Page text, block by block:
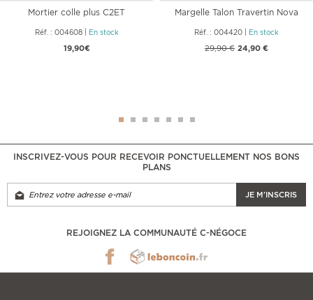
Mortier colle plus C2ET
Réf. : 004608| En stock
19,90€
Margelle Talon Travertin Nova
Réf. : 004420 En stock
29,90 € 24,90 €
INSCRIVEZ-VOUS POUR RECEVOIR PONCTUELLEMENT NOS BONS
PLANS
JE M'INSCRIS
REJOIGNEZ LA COMMUNAUTÉ C-NÉGOCE